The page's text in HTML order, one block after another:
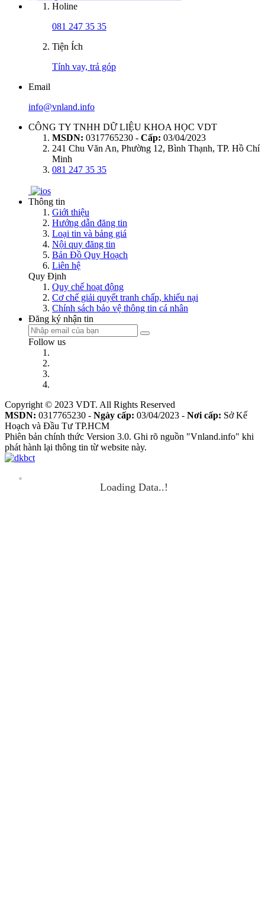
Holine
081 247 35 35
Tiện Ích
Tính vay, trả góp
Email
info@vnland.info
CÔNG TY TNHH DỮ LIỆU KHOA HỌC VDT
MSDN: 0317765230 - Cấp: 03/04/2023
241 Chu Văn An, Phường 12, Bình Thạnh, TP. Hồ Chí
Minh
081 247 35 35
Thông tin
Giới thiệu
Hướng dẫn đăng tin
Loại tin và bảng giá
Nội quy đăng tin
Bản Đồ Quy Hoạch
Liên hệ
Quy Định
Quy chế hoạt động
Cơ chế giải quyết tranh chấp, khiếu nại
Chính sách bảo vệ thông tin cá nhân
Đăng ký nhận tin
Follow us
Copyright © 2023 VDT. All Rights Reserved
MSDN: 0317765230 - Ngày cấp: 03/04/2023 - Nơi cấp: Sở Kế
Hoạch và Đầu Tư TP.HCM
Phiên bản chính thức Version 3.0. Ghi rõ nguồn "Vnland.info" khi
phát hành lại thông tin từ website này.
Loading Data..!